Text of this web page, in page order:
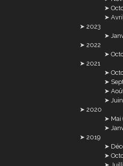
2023
2022
2021
Juin
2020
Mai
2019